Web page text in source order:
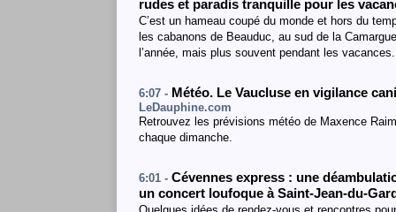
rudes et paradis tranquille pour les
C’est un hameau coupé du monde et hors du
les cabanons de Beauduc, au sud de la
l’année, mais plus souvent pendant les vacances.
6:07 - Météo. Le Vaucluse en vigilance
LeDauphine.com
Retrouvez les prévisions météo de Maxence
chaque dimanche.
6:01 - Cévennes express : une
un concert loufoque à Saint-Jean-du-